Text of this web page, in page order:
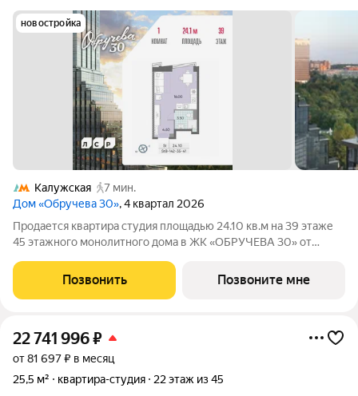
новостройка
Калужская
7 мин.
Дом «Обручева 30», 4 квартал 2026
Продается квартира студия площадью 24.10 кв.м на 39 этаже
45 этажного монолитного дома в ЖК «ОБРУЧЕВА 30» от
районе ЮЗАО и шаговой доступности от станции метро
«Калужская». Два корпуса
Позвонить Позвоните мне
22 741 996₽
от 81 697 ₽ в месяц
25,5 м²
квартира-студия 22 этаж из 45